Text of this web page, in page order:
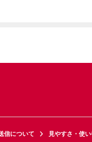
信について 見やすさ・使